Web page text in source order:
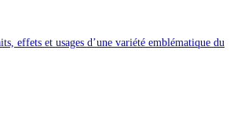
effets et usages d’une variété emblématique du